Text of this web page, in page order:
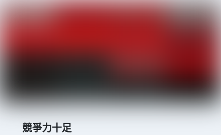
競爭力十足